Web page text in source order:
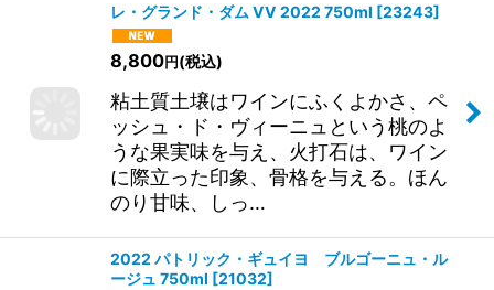
レ・グランド・ダム VV 2022 750ml [23243]
8,800円 (税込)
粘土質土壌はワインにふくよかさ、ペ
ッシュ・ド・ヴィーニュという桃のよ
うな果実味を与え、火打石は、ワイン
に際立った印象、骨格を与える。ほん
のり甘味、しっ…
2022 パトリック・ギュイヨ ブルゴーニュ・ル
ージュ 750ml [21032]